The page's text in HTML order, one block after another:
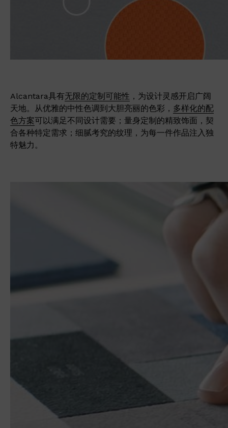
Alcantara具有无限的定制可能性 ，为设计灵感开启广阔
天地。从优雅的中性色调到大胆亮丽的色彩， 多样化的配
色方案可以满足不同设计需要；量身定制的精致饰面，契
合各种特定需求；细腻考究的纹理，为每一件作品注入独
特魅力。